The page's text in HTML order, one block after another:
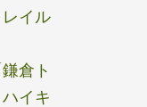
イル
倉ト
イキ